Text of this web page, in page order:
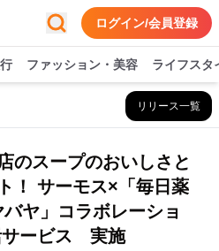
ログイン/会員登録
ファッション・美容 ライフスタ
リリース一覧
のスープのおいしさと
！ サーモス×「毎日薬
ヤ」コラボレーショ
ービス 実施